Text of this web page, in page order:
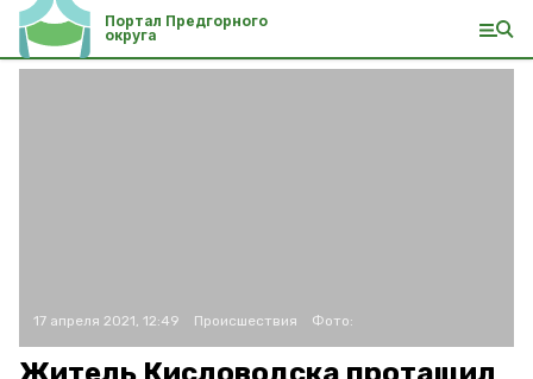
Портал Предгорного
округа
17 апреля 2021, 12:49 Происшествия Фото: